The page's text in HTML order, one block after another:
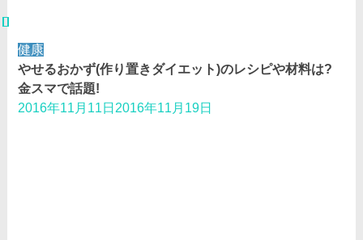
健康
やせるおかず(作り置きダイエット)のレシピや材料は?
金スマで話題!
2016年11月11日 2016年11月19日